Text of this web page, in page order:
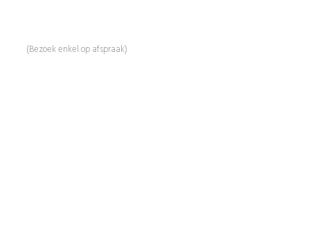
(Bezoek enkel op afspraak)